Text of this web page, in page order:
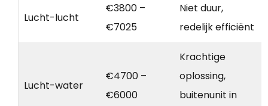
Lucht-lucht
€3800 –
€7025
Niet duur,
redelijk efficiënt
Lucht-water
€4700 –
€6000
Krachtige
oplossing,
buitenunit in